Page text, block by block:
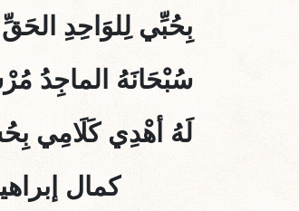
بِحُبِّي لِلوَاحِدِ
سُبْحَانَهُ الماجِدُ
لَهُ أهْدِي كَلَامِي
كمال